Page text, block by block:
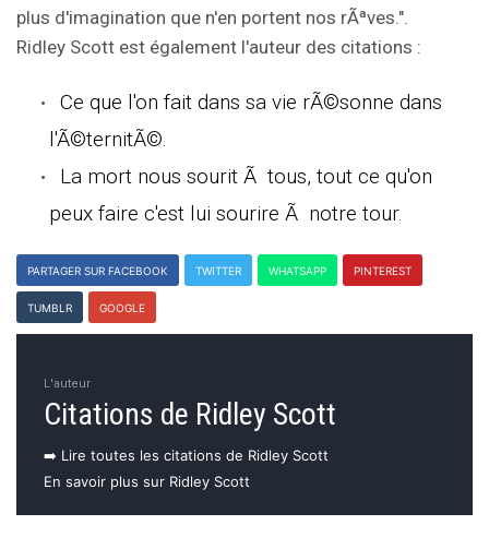
plus d'imagination que n'en portent nos rÃªves.".
Ridley Scott est également l'auteur des citations :
Ce que l'on fait dans sa vie rÃ©sonne dans
l'Ã©ternitÃ©.
La mort nous sourit Ã tous, tout ce qu'on
peux faire c'est lui sourire Ã notre tour.
PARTAGER SUR FACEBOOK TWITTER WHATSAPP PINTEREST
TUMBLR GOOGLE
L'auteur
Citations de Ridley Scott
➡️ Lire toutes les citations de Ridley Scott
En savoir plus sur Ridley Scott